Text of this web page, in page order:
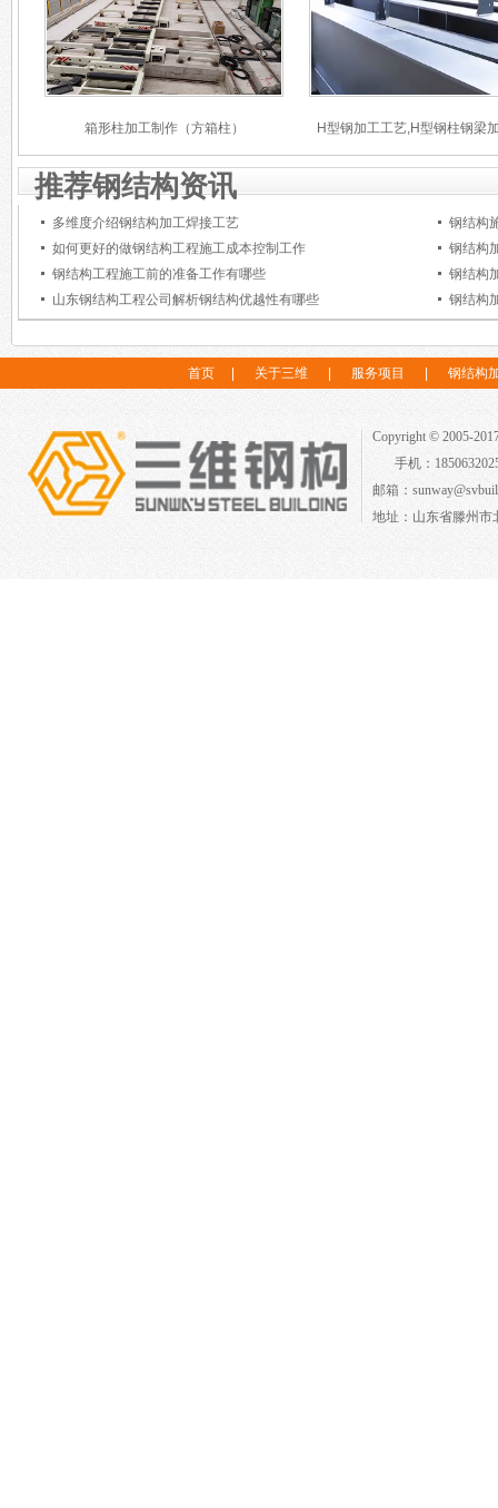
箱形柱加工制作（方箱柱） H型钢加工工艺,H型钢柱钢梁
推荐钢结构资讯
多维度介绍钢结构加工焊接工艺
钢结构
如何更好的做钢结构工程施工成本控制工作
钢结构
钢结构工程施工前的准备工作有哪些
钢结构
山东钢结构工程公司解析钢结构优越性有哪些
钢结构
首页 关于三维 服务项目 钢结构
Copyright © 2005-
手机：
邮箱：
地址：山东省滕州市